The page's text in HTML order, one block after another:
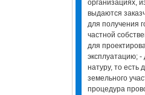
организациях,
выдаются
для получения
частной
для
эксплуатацию; -
натуру, то есть
земельного
процедура